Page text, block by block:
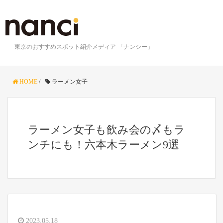
東京のおすすめスポット紹介メディア 「ナンシー」
HOME / ラーメン女子
ラーメン女子も飲み会の〆もラ
ンチにも！六本木ラーメン9選
2023.05.18